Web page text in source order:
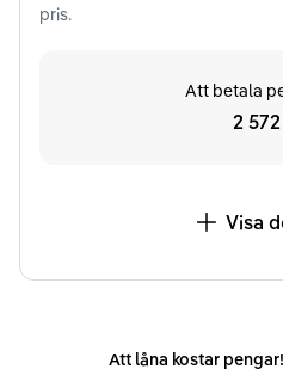
pris.
Att betala
2
Visa
Att låna kostar pengar!